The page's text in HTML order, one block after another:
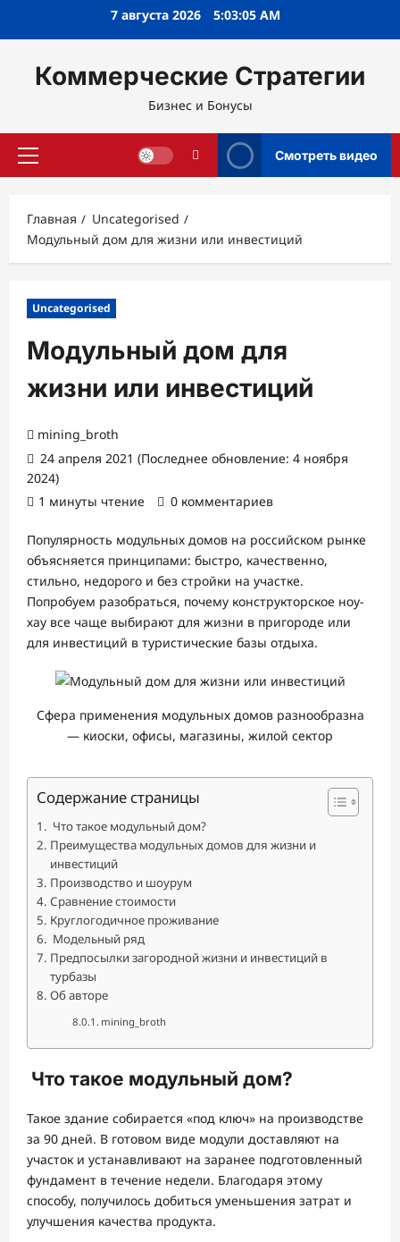
7 августа 2026 5:03:06 AM
Коммерческие Стратегии
Бизнес и Бонусы
Основное
Смотреть видео
Главная
Uncategorised
Модульный дом для жизни или инвестиций
Uncategorised
Модульный дом для
жизни или инвестиций
mining_broth
24 апреля 2021 (Последнее обновление: 4 ноября
2024)
1 минуты чтение
0 комментариев
Популярность модульных домов на российском рынке
объясняется принципами: быстро, качественно,
стильно, недорого и без стройки на участке.
Попробуем разобраться, почему конструкторское ноу-
хау все чаще выбирают для жизни в пригороде или
для инвестиций в туристические базы отдыха.
Сфера применения модульных домов разнообразна
— киоски, офисы, магазины, жилой сектор
Содержание страницы
Что такое модульный дом?
Преимущества модульных домов для жизни и
инвестиций
Производство и шоурум
Сравнение стоимости
Круглогодичное проживание
Модельный ряд
Предпосылки загородной жизни и инвестиций в
турбазы
Об авторе
mining_broth
Что такое модульный дом?
Такое здание собирается «под ключ» на производстве
за 90 дней. В готовом виде модули доставляют на
участок и устанавливают на заранее подготовленный
фундамент в течение недели. Благодаря этому
способу, получилось добиться уменьшения затрат и
улучшения качества продукта.